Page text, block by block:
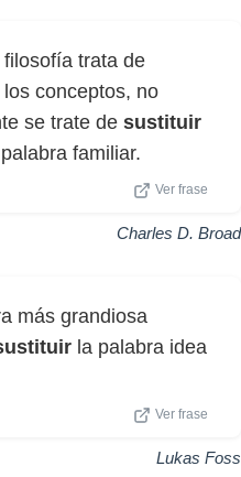
trata de
conceptos, no
se trate de sustituir
familiar.
Ver frase
Charles D. Broad
más grandiosa
la palabra idea
Ver frase
Lukas Foss